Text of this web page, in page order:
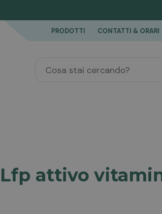
PRODOTTI CONTATTI & ORARI
Lfp attivo